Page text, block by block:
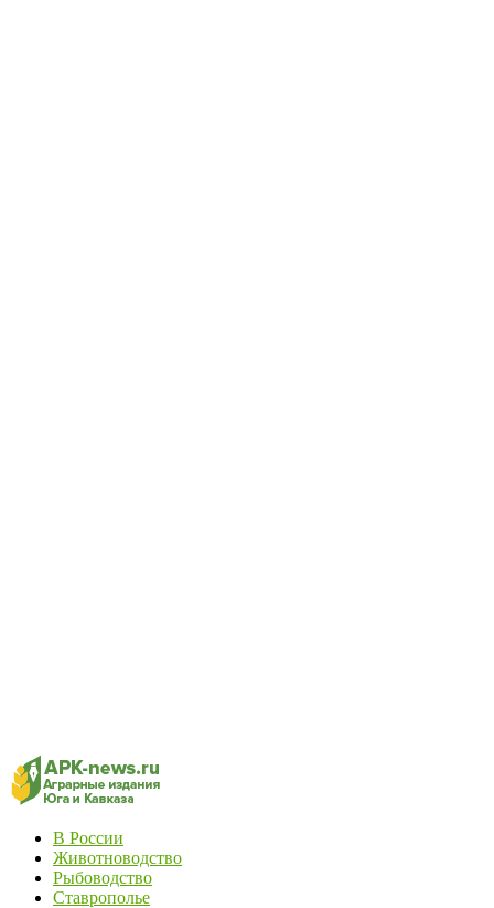
В России
Животноводство
Рыбоводство
Ставрополье